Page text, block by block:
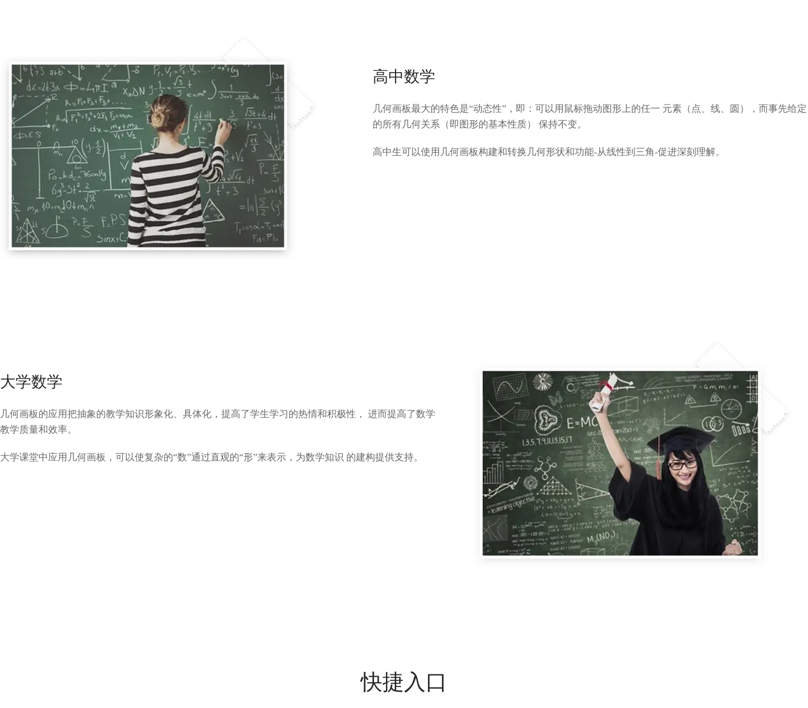
高中数学
几何画板最大的特色是“动态性”，即：可以用鼠标拖动图形上的任一 元素（点、线、圆），而事先给定
的所有几何关系（即图形的基本性质） 保持不变。
高中生可以使用几何画板构建和转换几何形状和功能-从线性到三角-促进深刻理解。
大学数学
几何画板的应用把抽象的教学知识形象化、具体化，提高了学生学习的热情和积极性， 进而提高了数学
教学质量和效率。
大学课堂中应用几何画板，可以使复杂的“数”通过直观的“形”来表示，为数学知识 的建构提供支持。
快捷入口